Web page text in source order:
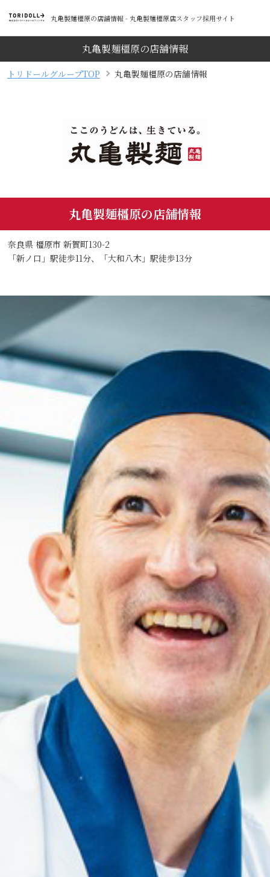
丸亀製麺橿原の店舗情報 - 丸亀製麺橿原店スタッフ採用サイト
丸亀製麺橿原の店舗情報
トリドールグループTOP 丸亀製麺橿原の店舗情報
丸亀製麺橿原の店舗情報
奈良県 橿原市 新賀町130-2
「新ノ口」駅徒歩11分、「大和八木」駅徒歩13分